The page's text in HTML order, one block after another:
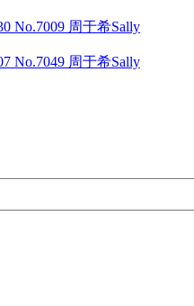
No.7009 周于希Sally
No.7049 周于希Sally